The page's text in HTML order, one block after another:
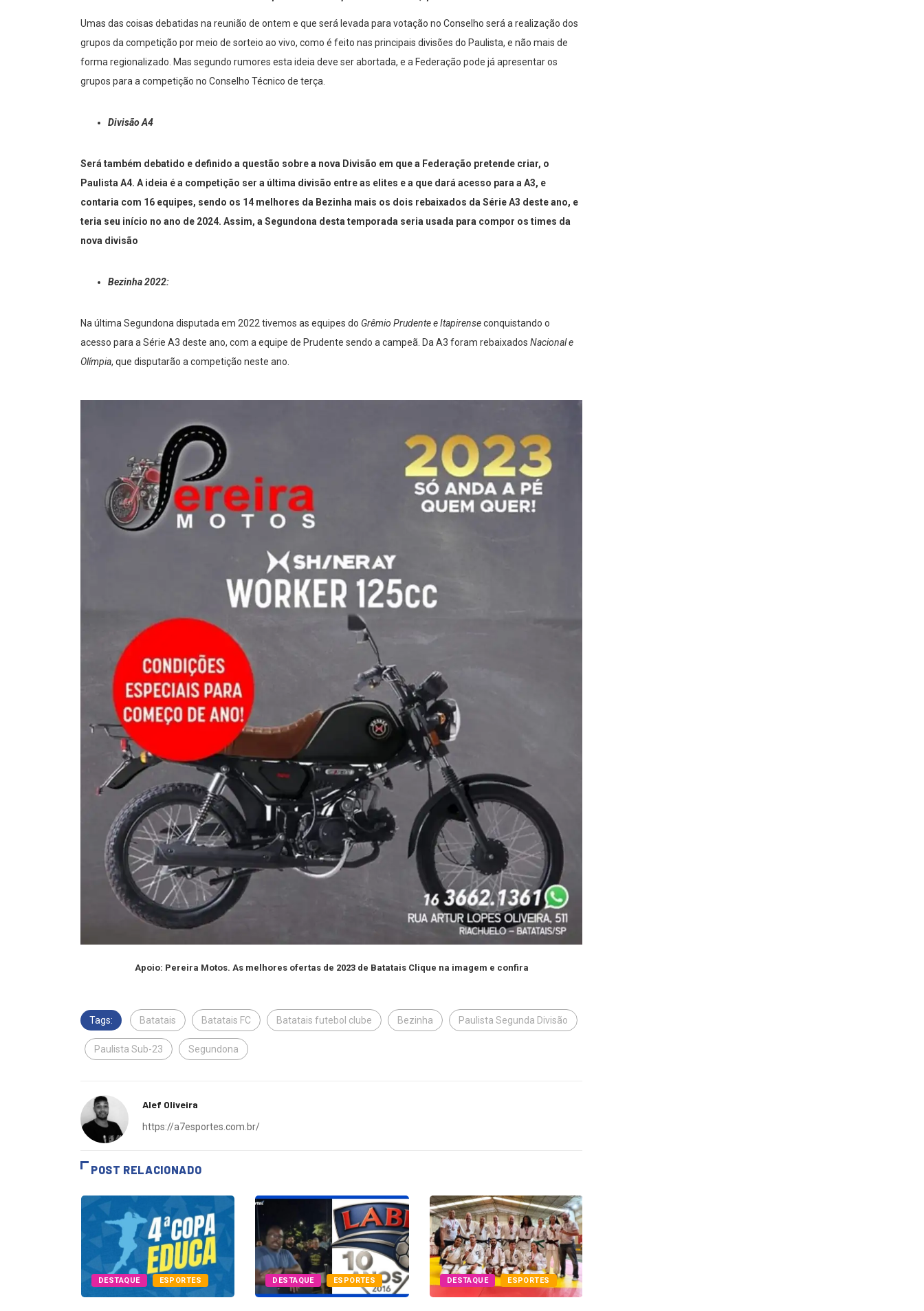
Umas das coisas debatidas na reunião de ontem e que será levada para votação no Conselho será a realização dos
grupos da competição por meio de sorteio ao vivo, como é feito nas principais divisões do Paulista, e não mais de
forma regionalizado. Mas segundo rumores esta ideia deve ser abortada, e a Federação pode já apresentar os
grupos para a competição no Conselho Técnico de terça.
Divisão A4
Será também debatido e definido a questão sobre a nova Divisão em que a Federação pretende criar, o
Paulista A4. A ideia é a competição ser a última divisão entre as elites e a que dará acesso para a A3, e
contaria com 16 equipes, sendo os 14 melhores da Bezinha mais os dois rebaixados da Série A3 deste ano, e
teria seu início no ano de 2024. Assim, a Segundona desta temporada seria usada para compor os times da
nova divisão
Bezinha 2022:
Na última Segundona disputada em 2022 tivemos as equipes do Grêmio Prudente e Itapirenseconquistando o
acesso para a Série A3 deste ano, com a equipe de Prudente sendo a campeã. Da A3 foram rebaixados Nacional e
Olímpia, que disputarão a competição neste ano.
Apoio: Pereira Motos. As melhores ofertas de 2023 de Batatais Clique na imagem e confira
Tags: Batatais Batatais FC Batatais futebol clube Bezinha Paulista Segunda Divisão
Paulista Sub-23 Segundona
Alef Oliveira
https://a7esportes.com.br/
POST RELACIONADO
DESTAQUE ESPORTES DESTAQUE ESPORTES DESTAQUE ESPORTES